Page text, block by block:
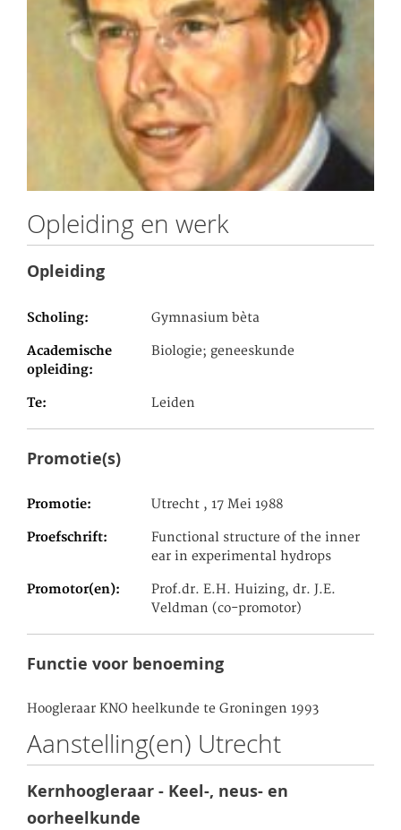
Opleiding en werk
Opleiding
Scholing Gymnasium bèta
Academische
opleiding
Biologie; geneeskunde
Te Leiden
Promotie(s)
Promotie Utrecht , 17 Mei 1988
Proefschrift
Functional structure of the inner
ear in experimental hydrops
Promotor(en)
Prof.dr. E.H. Huizing, dr. J.E.
Veldman (co-promotor)
Functie voor benoeming
Hoogleraar KNO heelkunde te Groningen 1993
Aanstelling(en) Utrecht
Kernhoogleraar - Keel-, neus- en
oorheelkunde